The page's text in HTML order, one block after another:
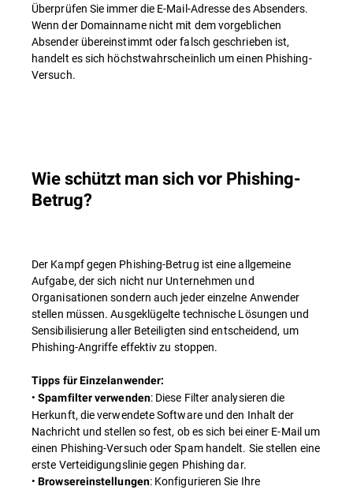
Überprüfen Sie immer die E-Mail-Adresse des Absenders.
Wenn der Domainname nicht mit dem vorgeblichen
Absender übereinstimmt oder falsch geschrieben ist,
handelt es sich höchstwahrscheinlich um einen Phishing-
Versuch.
Wie schützt man sich vor Phishing-
Betrug?
Der Kampf gegen Phishing-Betrug ist eine allgemeine
Aufgabe, der sich nicht nur Unternehmen und
Organisationen sondern auch jeder einzelne Anwender
stellen müssen. Ausgeklügelte technische Lösungen und
Sensibilisierung aller Beteiligten sind entscheidend, um
Phishing-Angriffe effektiv zu stoppen.
Tipps für Einzelanwender:
•Spamfilter verwenden: Diese Filter analysieren die
Herkunft, die verwendete Software und den Inhalt der
Nachricht und stellen so fest, ob es sich bei einer E-Mail um
einen Phishing-Versuch oder Spam handelt. Sie stellen eine
erste Verteidigungslinie gegen Phishing dar.
•Browsereinstellungen: Konfigurieren Sie Ihre